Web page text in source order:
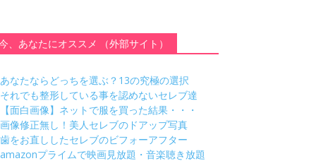
、あなたにオススメ （外部サイト）
あなたならどっちを選ぶ？13の究極の選択
それでも整形している事を認めないセレブ達
【面白画像】ネットで服を買った結果・・・
画像修正無し！美人セレブのドアップ写真
歯をお直ししたセレブのビフォーアフター
amazonプライムで映画見放題・音楽聴き放題